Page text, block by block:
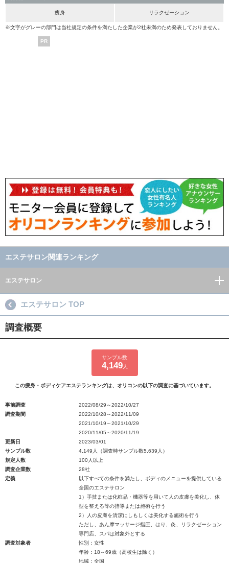
痩身 リラクゼーション
※文字がグレーの部門は当社規定の条件を満たした企業が2社未満のため発表しておりません。
PR
エステサロン関連ランキング
エステサロン
エステサロン TOP
調査概要
サンプル数
4,149人
この痩身・ボディケアエステランキングは、オリコンの以下の調査に基づいています。
事前調査
2022/08/29～2022/10/27
調査期間
2022/10/28～2022/11/09
2021/10/19～2021/10/29
2020/11/05～2020/11/19
更新日
2023/03/01
サンプル数
4,149人（調査時サンプル数5,639人）
規定人数
100人以上
調査企業数
28社
定義
以下すべての条件を満たし、ボディのメニューを提供している
全国のエステサロン
1）手技または化粧品・機器等を用いて人の皮膚を美化し、体
型を整える等の指導または施術を行う
2）人の皮膚を清潔にしもしくは美化する施術を行う
ただし、あん摩マッサージ指圧、はり、灸、リラクゼーション
専門店、スパは対象外とする
調査対象者
性別：女性
年齢：18～69歳（高校生は除く）
地域：全国